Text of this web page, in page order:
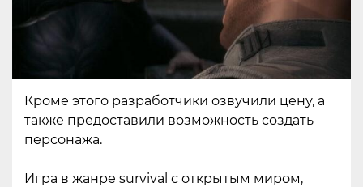
Кроме этого разработчики озвучили цену, а
также предоставили возможность создать
персонажа.
Игра в жанре survival с открытым миром,